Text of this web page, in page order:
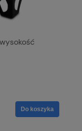
Do koszyka